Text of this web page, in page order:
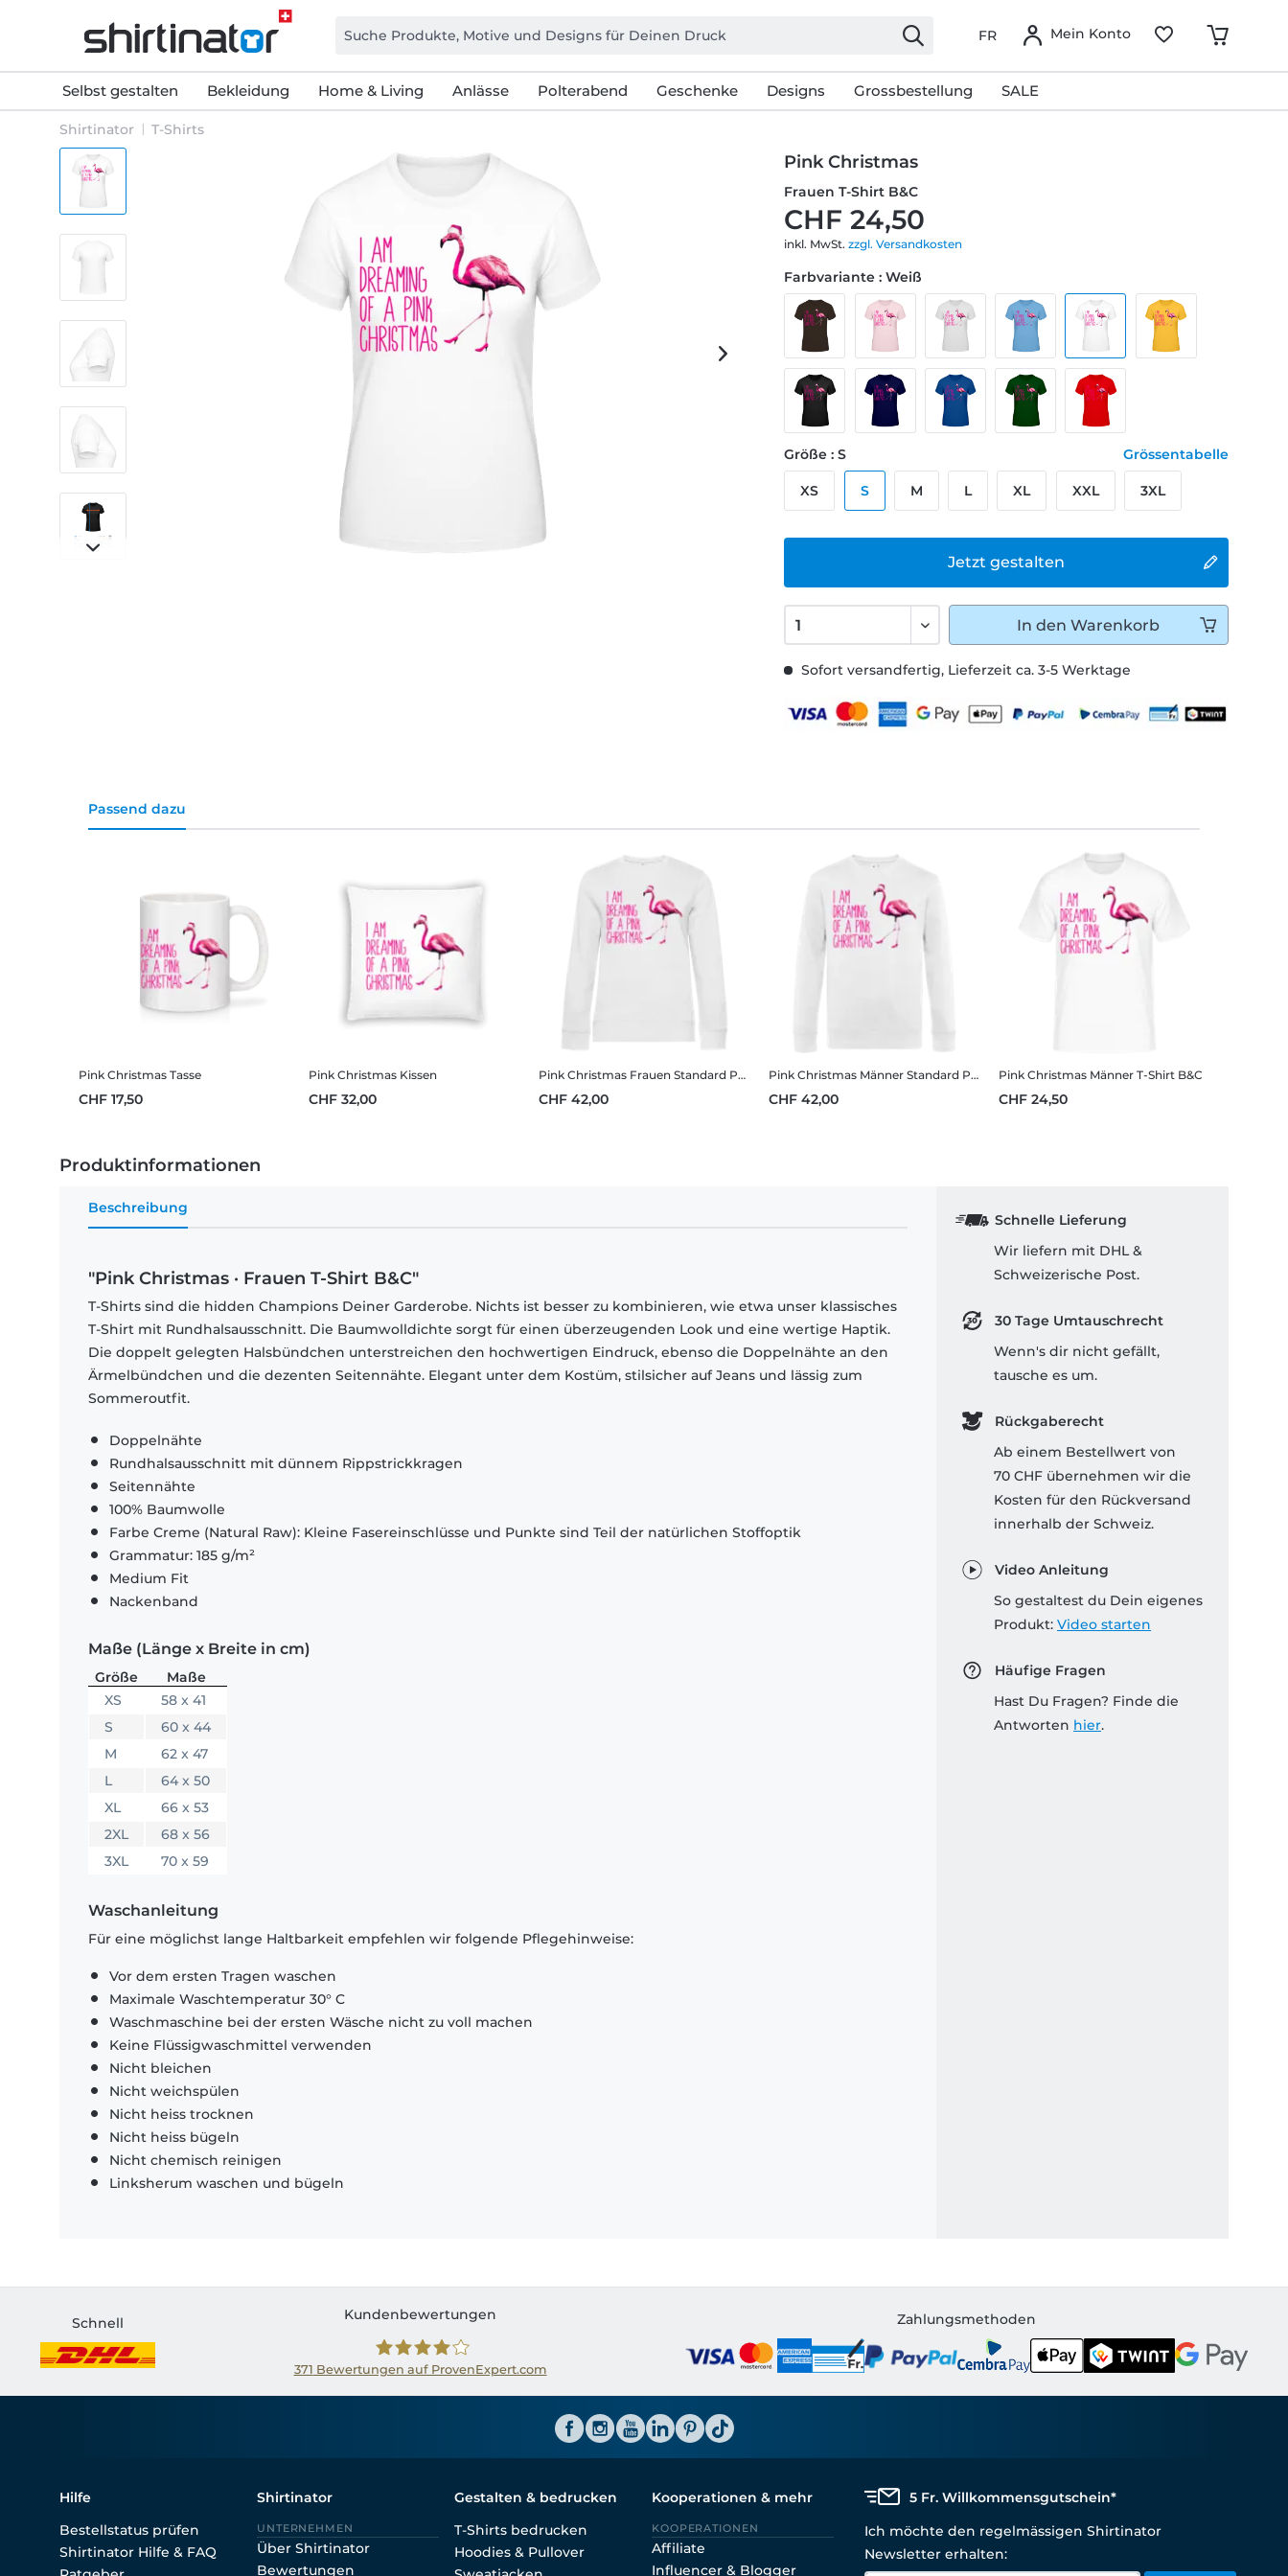
FR Mein Konto
Selbst gestalten Bekleidung Home & Living Anlässe Polterabend Geschenke Designs Grossbestellung SALE
Shirtinator T-Shirts
Pink Christmas
Frauen T-Shirt B&C
CHF 24,50
inkl. MwSt.zzgl. Versandkosten
Sofort versandfertig, Lieferzeit ca. 3-5 Werktage
Jetzt gestalten
Farbvariante : Weiß
Größe : S Grössentabelle
XS S M L XL XXL 3XL
In den Warenkorb
Passend dazu
Pink Christmas Tasse
CHF 17,50
Pink Christmas Kissen
CHF 32,00
Pink Christmas Frauen Standard Pullover
CHF 42,00
Pink Christmas Männer Standard Pullover
CHF 42,00
Pink Christmas Männer T-Shirt B&C
CHF 24,50
Produktinformationen
Beschreibung
"Pink Christmas · Frauen T-Shirt B&C"
T-Shirts sind die hidden Champions Deiner Garderobe. Nichts ist besser zu kombinieren, wie etwa unser klassisches
T-Shirt mit Rundhalsausschnitt. Die Baumwolldichte sorgt für einen überzeugenden Look und eine wertige Haptik.
Die doppelt gelegten Halsbündchen unterstreichen den hochwertigen Eindruck, ebenso die Doppelnähte an den
Ärmelbündchen und die dezenten Seitennähte. Elegant unter dem Kostüm, stilsicher auf Jeans und lässig zum
Sommeroutfit.
Doppelnähte
Rundhalsausschnitt mit dünnem Rippstrickkragen
Seitennähte
100% Baumwolle
Farbe Creme (Natural Raw): Kleine Fasereinschlüsse und Punkte sind Teil der natürlichen Stoffoptik
Grammatur: 185 g/m²
Medium Fit
Nackenband
Maße (Länge x Breite in cm)
Größe
Maße
XS
58 x 41
S
60 x 44
M
62 x 47
L
64 x 50
XL
66 x 53
2XL
68 x 56
3XL
70 x 59
Waschanleitung
Für eine möglichst lange Haltbarkeit empfehlen wir folgende Pflegehinweise:
Vor dem ersten Tragen waschen
Maximale Waschtemperatur 30° C
Waschmaschine bei der ersten Wäsche nicht zu voll machen
Keine Flüssigwaschmittel verwenden
Nicht bleichen
Nicht weichspülen
Nicht heiss trocknen
Nicht heiss bügeln
Nicht chemisch reinigen
Linksherum waschen und bügeln
Schnelle Lieferung
Wir liefern mit DHL &
Schweizerische Post.
30 Tage Umtauschrecht
Wenn's dir nicht gefällt,
tausche es um.
Rückgaberecht
Ab einem Bestellwert von
70 CHF übernehmen wir die
Kosten für den Rückversand
innerhalb der Schweiz.
Video Anleitung
So gestaltest du Dein eigenes
Produkt: Video starten
Häufige Fragen
Hast Du Fragen? Finde die
Antworten hier.
Schnell
Kundenbewertungen
371 Bewertungen auf ProvenExpert.com
Zahlungsmethoden
Hilfe
Bestellstatus prüfen
Shirtinator Hilfe & FAQ
Shirtinator
UNTERNEHMEN
Über Shirtinator
Bewertungen
Gestalten & bedrucken
T-Shirts bedrucken
Hoodies & Pullover
Kooperationen & mehr
KOOPERATIONEN
Affiliate
Influencer & Blogger
5 Fr. Willkommensgutschein*
Ich möchte den regelmässigen Shirtinator
Newsletter erhalten: